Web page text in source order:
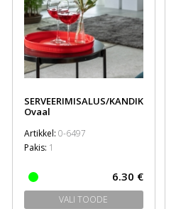
SERVEERIMISALUS/KANDIK
Ovaal
Artikkel: 0-6497
Pakis: 1
6.30 €
VALI TOODE